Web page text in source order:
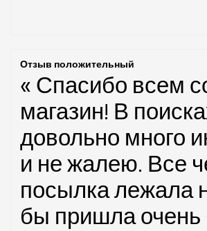
Отзыв положительный
« Спасибо всем
магазин! В
довольно много
и не жалею. Все
посылка лежала
бы пришла очень